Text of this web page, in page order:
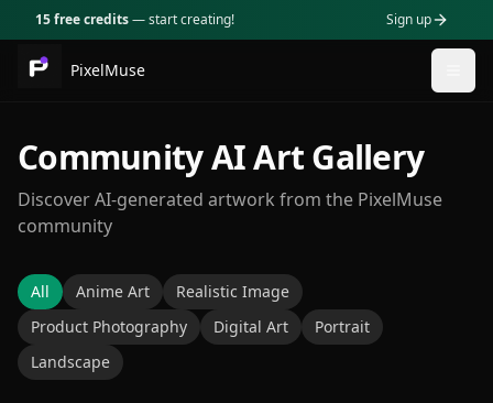
15 free credits— start creating! Sign up
PixelMuse
Community AI Art Gallery
Discover AI-generated artwork from the PixelMuse
community
All Anime Art
Realistic Image
Product Photography
Digital Art
Portrait
Landscape